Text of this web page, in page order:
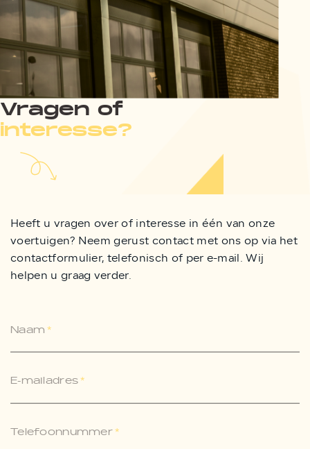
Vragen of
interesse?
Heeft u vragen over of interesse in één van onze
voertuigen? Neem gerust contact met ons op via het
contactformulier, telefonisch of per e-mail. Wij
helpen u graag verder.
Naam*
E-mailadres*
Telefoonnummer*